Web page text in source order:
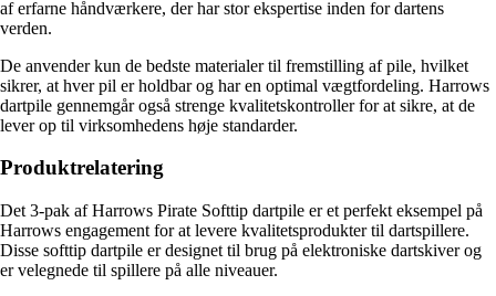
af erfarne håndværkere, der har stor ekspertise inden for dartens
verden.
De anvender kun de bedste materialer til fremstilling af pile, hvilket
sikrer, at hver pil er holdbar og har en optimal vægtfordeling. Harrows
dartpile gennemgår også strenge kvalitetskontroller for at sikre, at de
lever op til virksomhedens høje standarder.
Produktrelatering
Det 3-pak af Harrows Pirate Softtip dartpile er et perfekt eksempel på
Harrows engagement for at levere kvalitetsprodukter til dartspillere.
Disse softtip dartpile er designet til brug på elektroniske dartskiver og
er velegnede til spillere på alle niveauer.